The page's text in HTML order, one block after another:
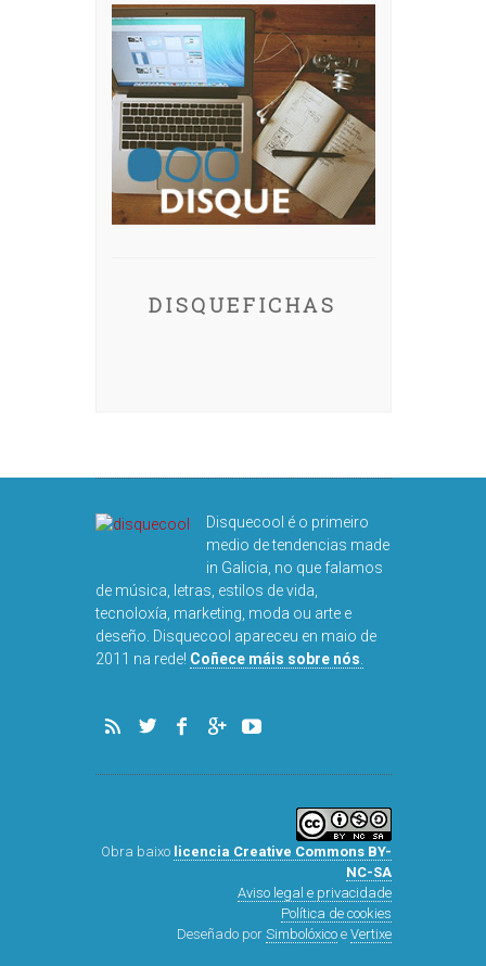
DISQUEFICHAS
Disquecool é o primeiro
medio de tendencias made
in Galicia, no que falamos
de música, letras, estilos de vida,
tecnoloxía, marketing, moda ou arte e
deseño. Disquecool apareceu en maio de
2011 na rede! Coñece máis sobre nós
Obra baixo licencia Creative Commons BY-
NC-SA
Aviso legal e privacidade
Política de cookies
Deseñado por Simbolóxicoe Vertixe